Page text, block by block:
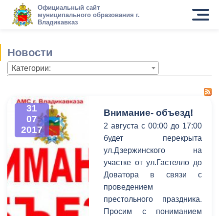
Официальный сайт
муниципального образования г.
Владикавказ
Новости
Категории:
31
07
2017
Внимание- объезд!
2 августа с 00:00 до 17:00
будет перекрыта
ул.Дзержинского на
участке от ул.Гастелло до
Доватора в связи с
проведением
престольного праздника.
Просим с пониманием